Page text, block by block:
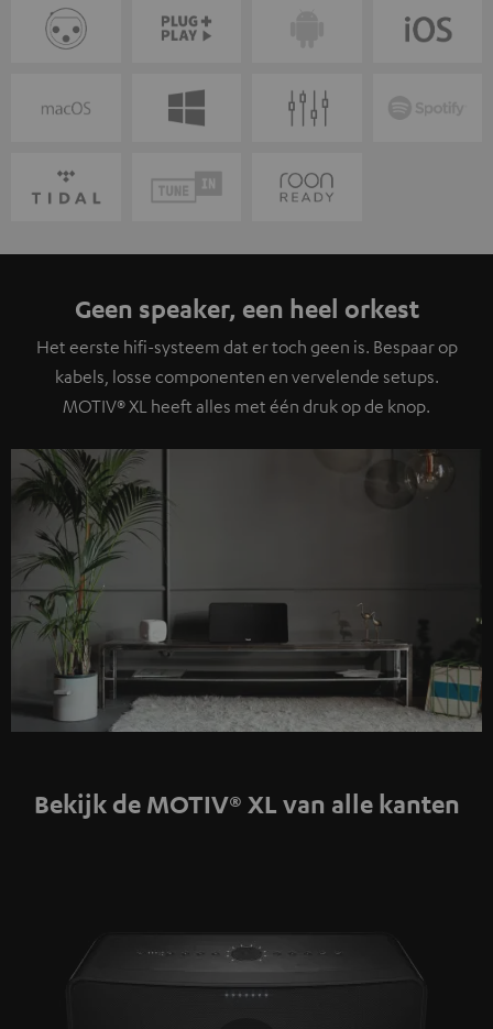
Geen speaker, een heel orkest
Het eerste hifi-systeem dat er toch geen is. Bespaar op
kabels, losse componenten en vervelende setups.
MOTIV® XL heeft alles met één druk op de knop.
Bekijk de MOTIV® XL van alle kanten